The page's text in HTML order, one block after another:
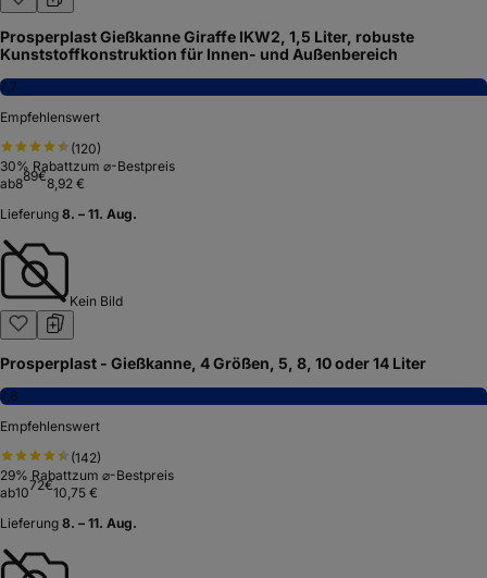
Prosperplast Gießkanne Giraffe IKW2, 1,5 Liter, robuste
Kunststoffkonstruktion für Innen- und Außenbereich
7,7
Empfehlenswert
(120)
30% Rabattzum ⌀-Bestpreis
ab889€8,92 €
Lieferung 8. – 11. Aug.
Kein Bild
Prosperplast - Gießkanne, 4 Größen, 5, 8, 10 oder 14 Liter
7,6
Empfehlenswert
(142)
29% Rabattzum ⌀-Bestpreis
ab1072€10,75 €
Lieferung 8. – 11. Aug.